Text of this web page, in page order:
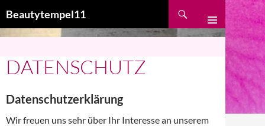
Beautytempel11
INHALT
DATENSCHUTZ
Datenschutzerklärung
Wir freuen uns sehr über Ihr Interesse an unserem